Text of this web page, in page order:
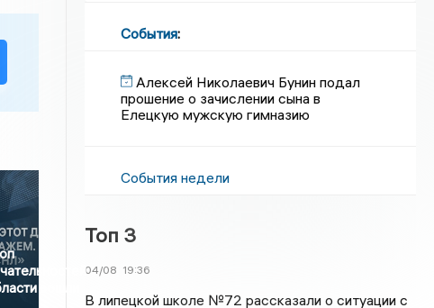
вошли
События:
Алексей Николаевич Бунин подал
прошение о зачислении сына в
Елецкую мужскую гимназию
События недели
Топ 3
04/08 19:36
В липецкой школе №72 рассказали о ситуации с